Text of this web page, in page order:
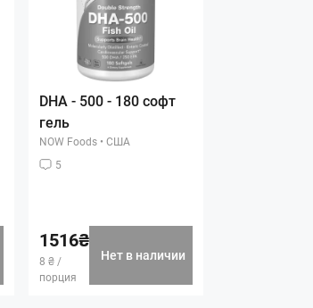
DHA - 500 - 180 софт
гель
NOW Foods • США
5
1516₴
8 ₴ /
порция
Нет в наличии